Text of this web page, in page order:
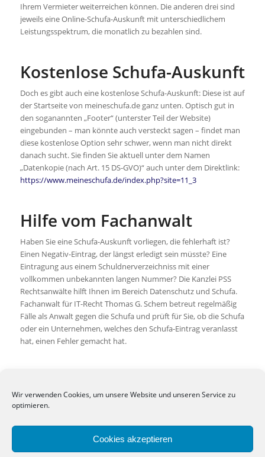
Wir verwenden Cookies, um unsere Website und unseren Service zu
optimieren.
Cookies akzeptieren
Ihrem Vermieter weiterreichen können. Die anderen drei sind
jeweils eine Online-Schufa-Auskunft mit unterschiedlichem
Leistungsspektrum, die monatlich zu bezahlen sind.
Kostenlose Schufa-Auskunft
Doch es gibt auch eine kostenlose Schufa-Auskunft: Diese ist auf
der Startseite von meineschufa.de ganz unten. Optisch gut in
den soganannten „Footer“ (unterster Teil der Website)
eingebunden – man könnte auch versteckt sagen – findet man
diese kostenlose Option sehr schwer, wenn man nicht direkt
danach sucht. Sie finden Sie aktuell unter dem Namen
„Datenkopie (nach Art. 15 DS-GVO)“ auch unter dem Direktlink:
https://www.meineschufa.de/index.php?site=11_3
Hilfe vom Fachanwalt
Haben Sie eine Schufa-Auskunft vorliegen, die fehlerhaft ist?
Einen Negativ-Eintrag, der längst erledigt sein müsste? Eine
Eintragung aus einem Schuldnerverzeichniss mit einer
vollkommen unbekannten langen Nummer? Die Kanzlei PSS
Rechtsanwälte hilft Ihnen im Bereich Datenschutz und Schufa.
Fachanwalt für IT-Recht Thomas G. Schem betreut regelmäßig
Fälle als Anwalt gegen die Schufa und prüft für Sie, ob die Schufa
oder ein Unternehmen, welches den Schufa-Eintrag veranlasst
hat, einen Fehler gemacht hat.
ABMAHNUNG IGD